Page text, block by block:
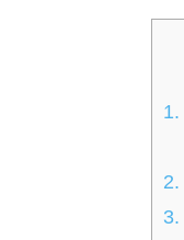
1.
2.
3.